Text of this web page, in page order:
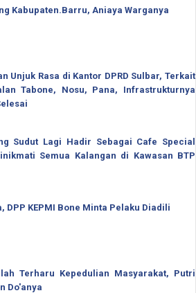
Kabupaten.Barru, Aniaya Warganya
Unjuk Rasa di Kantor DPRD Sulbar, Terkait
Tabone, Nosu, Pana, Infrastrukturnya
Sudut Lagi Hadir Sebagai Cafe Special
Semua Kalangan di Kawasan BTP
DPP KEPMI Bone Minta Pelaku Diadili
Terharu Kepedulian Masyarakat, Putri
Do'anya